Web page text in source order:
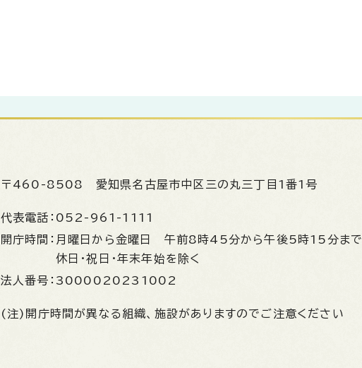
〒460-8508 愛知県名古屋市中区三の丸三丁目1番1号
代表電話： 052-961-1111
開庁時間： 月曜日から金曜日 午前8時45分から午後5時15分まで
休日・祝日・年末年始を除く
法人番号： 3000020231002
(注)開庁時間が異なる組織、施設がありますのでご注意ください